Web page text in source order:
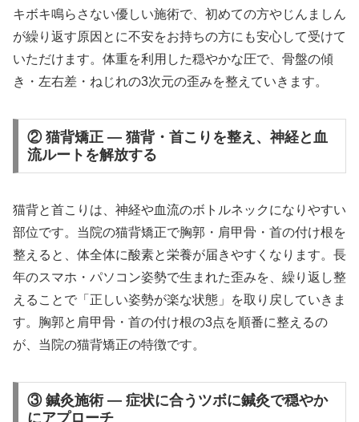
キボキ鳴らさない優しい施術で、初めての方やじんましん
が繰り返す原因とに不安をお持ちの方にも安心して受けて
いただけます。体重を利用した穏やかな圧で、骨盤の傾
き・左右差・ねじれの3次元の歪みを整えていきます。
② 猫背矯正 — 猫背・首こりを整え、神経と血
流ルートを解放する
猫背と首こりは、神経や血流のボトルネックになりやすい
部位です。当院の猫背矯正で胸郭・肩甲骨・首の付け根を
整えると、体全体に酸素と栄養が届きやすくなります。長
年のスマホ・パソコン姿勢で生まれた歪みを、繰り返し整
えることで「正しい姿勢が楽な状態」を取り戻していきま
す。胸郭と肩甲骨・首の付け根の3点を順番に整えるの
が、当院の猫背矯正の特徴です。
③ 鍼灸施術 — 症状に合うツボに鍼灸で穏やか
にアプローチ